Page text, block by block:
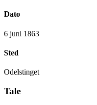
Dato
6 juni 1863
Sted
Odelstinget
Tale